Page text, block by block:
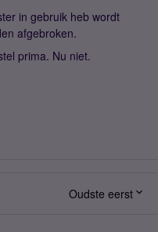
in gebruik heb wordt
afgebroken.
prima. Nu niet.
Oudste eerst